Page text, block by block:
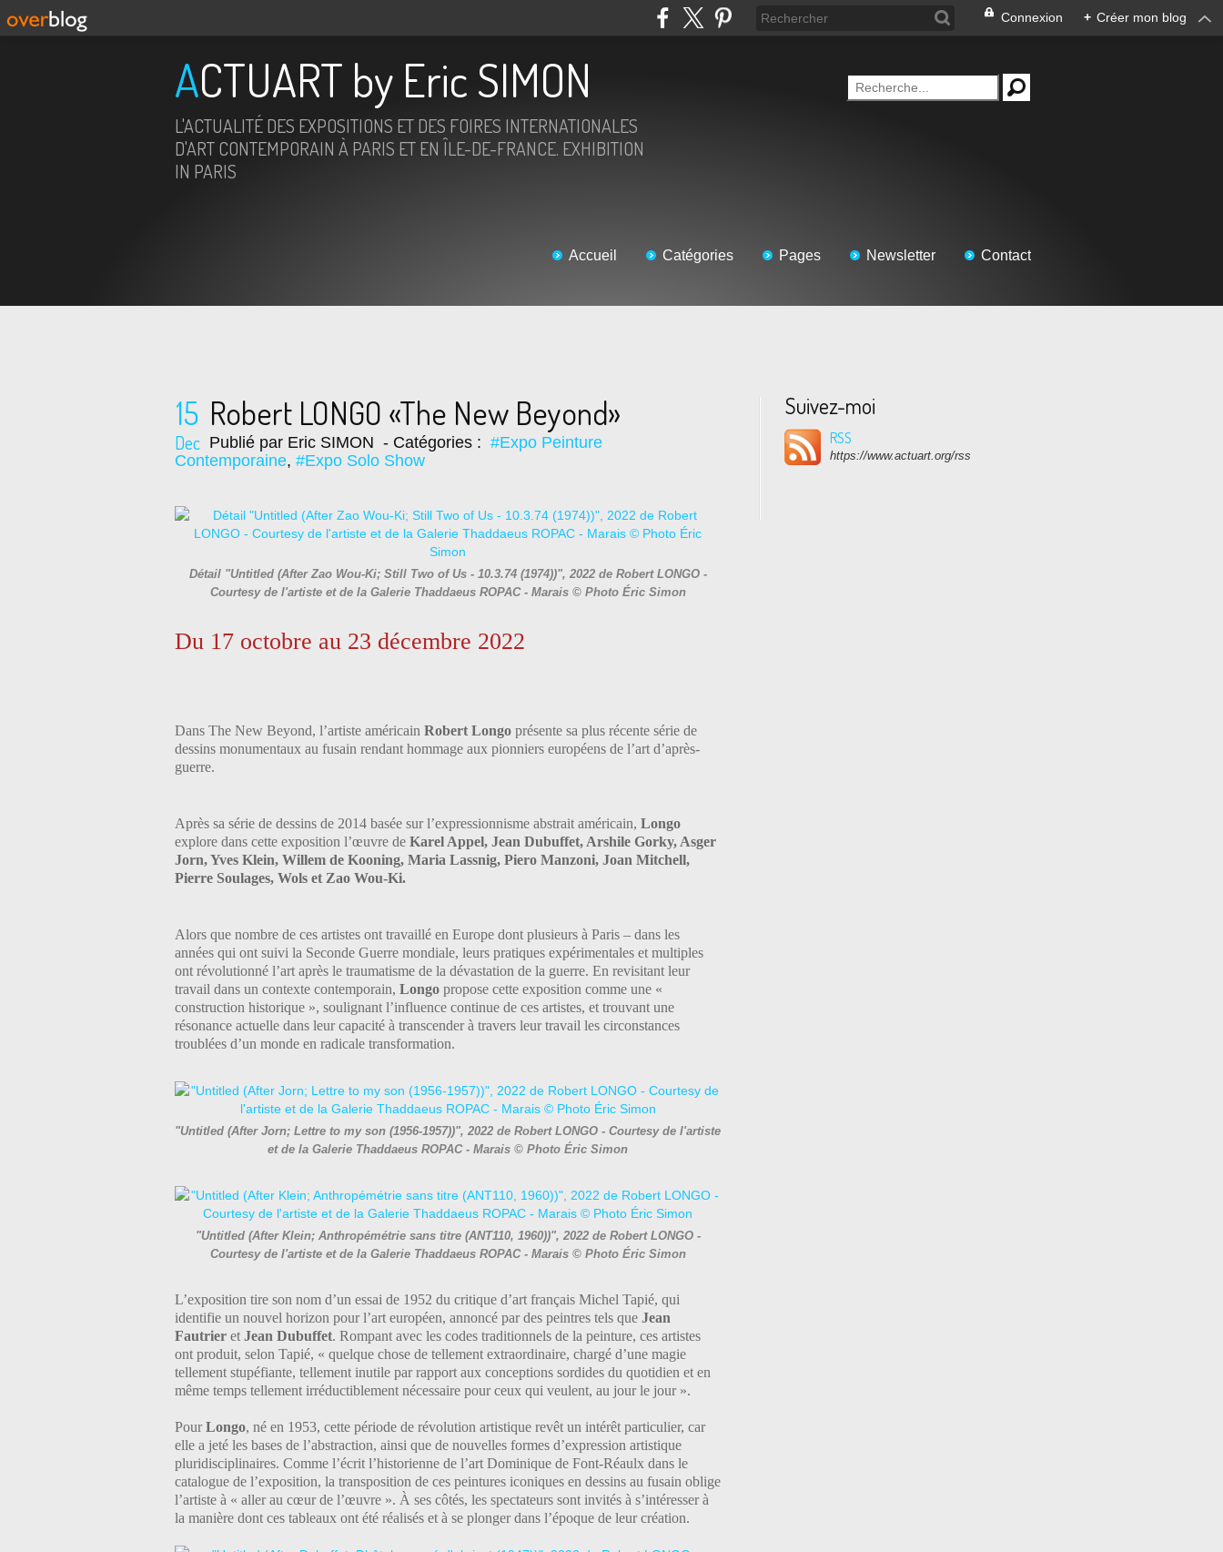
Connexion + Créer mon blog
ACTUART by Eric SIMON
L'ACTUALITÉ DES EXPOSITIONS ET DES FOIRES INTERNATIONALES
D'ART CONTEMPORAIN À PARIS ET EN ÎLE-DE-FRANCE. EXHIBITION
IN PARIS
Accueil Catégories Pages Newsletter Contact
15
Dec
Robert LONGO «The New Beyond»
Publié par Eric SIMON - Catégories : #Expo Peinture
Contemporaine, #Expo Solo Show
Détail "Untitled (After Zao Wou-Ki; Still Two of Us - 10.3.74 (1974))", 2022 de Robert LONGO -
Courtesy de l'artiste et de la Galerie Thaddaeus ROPAC - Marais © Photo Éric Simon
Du 17 octobre au 23 décembre 2022
Dans The New Beyond, l’artiste américain Robert Longo présente sa plus récente série de
dessins monumentaux au fusain rendant hommage aux pionniers européens de l’art d’après-
guerre.
Après sa série de dessins de 2014 basée sur l’expressionnisme abstrait américain, Longo
explore dans cette exposition l’œuvre de Karel Appel, Jean Dubuffet, Arshile Gorky, Asger
Jorn, Yves Klein, Willem de Kooning, Maria Lassnig, Piero Manzoni, Joan Mitchell,
Pierre Soulages, Wols et Zao Wou-Ki.
Alors que nombre de ces artistes ont travaillé en Europe dont plusieurs à Paris – dans les
années qui ont suivi la Seconde Guerre mondiale, leurs pratiques expérimentales et multiples
ont révolutionné l’art après le traumatisme de la dévastation de la guerre. En revisitant leur
travail dans un contexte contemporain, Longo propose cette exposition comme une «
construction historique », soulignant l’influence continue de ces artistes, et trouvant une
résonance actuelle dans leur capacité à transcender à travers leur travail les circonstances
troublées d’un monde en radicale transformation.
"Untitled (After Jorn; Lettre to my son (1956-1957))", 2022 de Robert LONGO - Courtesy de l'artiste
et de la Galerie Thaddaeus ROPAC - Marais © Photo Éric Simon
"Untitled (After Klein; Anthropémétrie sans titre (ANT110, 1960))", 2022 de Robert LONGO -
Courtesy de l'artiste et de la Galerie Thaddaeus ROPAC - Marais © Photo Éric Simon
L’exposition tire son nom d’un essai de 1952 du critique d’art français Michel Tapié, qui
identifie un nouvel horizon pour l’art européen, annoncé par des peintres tels que Jean
Fautrier et Jean Dubuffet. Rompant avec les codes traditionnels de la peinture, ces artistes
ont produit, selon Tapié, « quelque chose de tellement extraordinaire, chargé d’une magie
tellement stupéfiante, tellement inutile par rapport aux conceptions sordides du quotidien et en
même temps tellement irréductiblement nécessaire pour ceux qui veulent, au jour le jour ».
PourLongo, né en 1953, cette période de révolution artistique revêt un intérêt particulier, car
elle a jeté les bases de l’abstraction, ainsi que de nouvelles formes d’expression artistique
pluridisciplinaires. Comme l’écrit l’historienne de l’art Dominique de Font-Réaulx dans le
catalogue de l’exposition, la transposition de ces peintures iconiques en dessins au fusain oblige
l’artiste à « aller au cœur de l’œuvre ». À ses côtés, les spectateurs sont invités à s’intéresser à
la manière dont ces tableaux ont été réalisés et à se plonger dans l’époque de leur création.
Suivez-moi
RSS
https://www.actuart.org/rss